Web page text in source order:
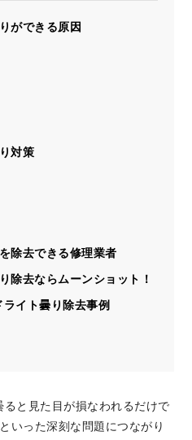
ができる原因
対策
除去できる修理業者
除去ならムーンショット！
イト曇り除去事例
と見た目が損なわれるだけで
いった深刻な問題につながり